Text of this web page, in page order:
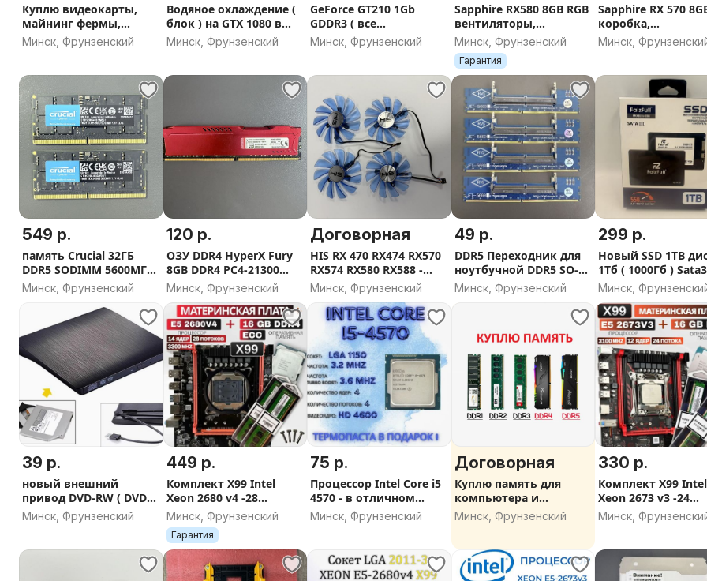
Куплю видеокарты,
майнинг фермы,
видеокарты с
проблемами
Минск, Фрунзенский
Водяное охлаждение (
блок ) на GTX 1080 в
отличном состоянии
Минск, Фрунзенский
GeForce GT210 1Gb
GDDR3 ( все
видеовыходы HDMI,
VGA, DVI )
Минск, Фрунзенский
Sapphire RX580 8GB RGB
вентиляторы,
обслужена,
HDMI,DP,DVI
Минск, Фрунзенский
Гарантия
Sapphire RX 570
коробка,
HDMI,DP,DVI
Минск,
549 р.
память Crucial 32ГБ
DDR5 SODIMM 5600МГц
( 2x 16GB ) новые
Минск, Фрунзенский
120 р.
ОЗУ DDR4 HyperX Fury
8GB DDR4 PC4-21300
HX426C16FR2/8
Минск, Фрунзенский
Договорная
HIS RX 470 RX474 RX570
RX574 RX580 RX588 -
вентиляторы
Минск, Фрунзенский
49 р.
DDR5 Переходник для
ноутбучной DDR5 SO-
DIMM - DIMM DDR5
Минск, Фрунзенский
299 р.
Новый SSD 1TB
1Тб ( 1000Гб )
дюйма, FaizFull
Минск,
39 р.
новый внешний
привод DVD-RW ( DVD
Super Multi ) USB
Минск, Фрунзенский
449 р.
Комплект X99 Intel
Xeon 2680 v4 -28
потоков, DDR4 16GB,
новый
Минск, Фрунзенский
Гарантия
75 р.
Процессор Intel Core i5
4570 - в отличном
состоянии, проверка
Минск, Фрунзенский
Договорная
Куплю память для
компьютера и
ноутбука, можно не
рабочую
Минск, Фрунзенский
330 р.
Комплект X99 Intel
Xeon 2673 v3 -24
потока, ОЗУ 16GB,
новый
Минск,